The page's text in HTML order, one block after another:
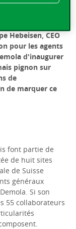
Hebeisen, CEO
pour les agents
d'inaugurer
pignon sur
de
de marquer ce
font partie de
de huit sites
de Suisse
généraux
Si son
55 collaborateurs